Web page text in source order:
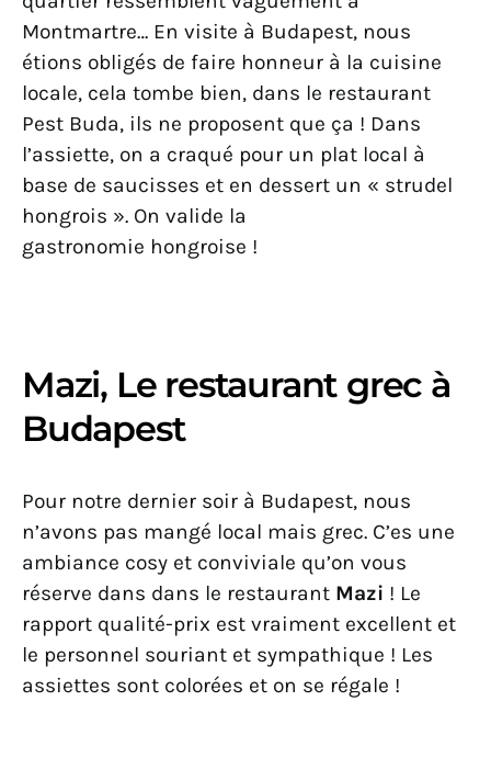
Montmartre… En visite à Budapest, nous
étions obligés de faire honneur à la cuisine
locale, cela tombe bien, dans le restaurant
Pest Buda, ils ne proposent que ça ! Dans
l’assiette, on a craqué pour un plat local à
base de saucisses et en dessert un « strudel
hongrois ». On valide la
gastronomie hongroise !
Mazi, Le restaurant grec à
Budapest
Pour notre dernier soir à Budapest, nous
n’avons pas mangé local mais grec. C’es une
ambiance cosy et conviviale qu’on vous
réserve dans dans le restaurant Mazi ! Le
rapport qualité-prix est vraiment excellent et
le personnel souriant et sympathique ! Les
assiettes sont colorées et on se régale !